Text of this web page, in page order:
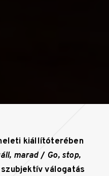
kiállítóterében
marad/ Go, stop,
szubjektív válogatás